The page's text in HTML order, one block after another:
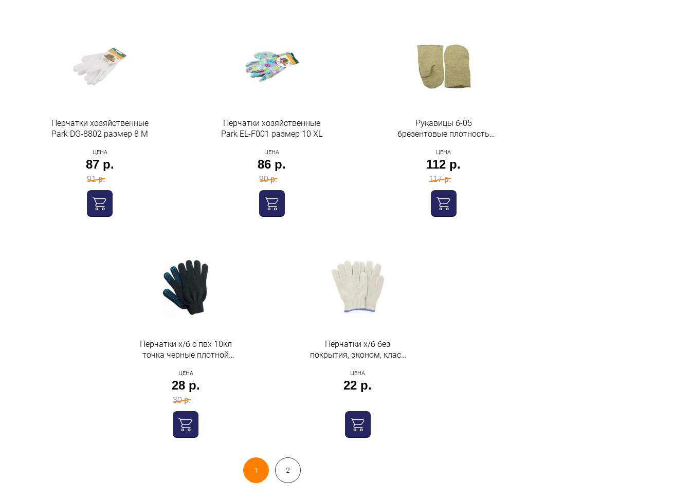
Перчатки хозяйственные
Park DG-8802 размер 8 M
ЦЕНА
87 р.
91 р.
Перчатки хозяйственные
Park EL-F001 размер 10 XL
ЦЕНА
86 р.
90 р.
Рукавицы б-05
брезентовые плотность
ЦЕНА
112 р.
117 р.
Перчатки х/б с пвх 10кл
точка черные плотной
ЦЕНА
28 р.
30 р.
Перчатки х/б без
покрытия, эконом, класс
облегченные, 1 пара,
Нижтекс
ЦЕНА
22 р.
1 2